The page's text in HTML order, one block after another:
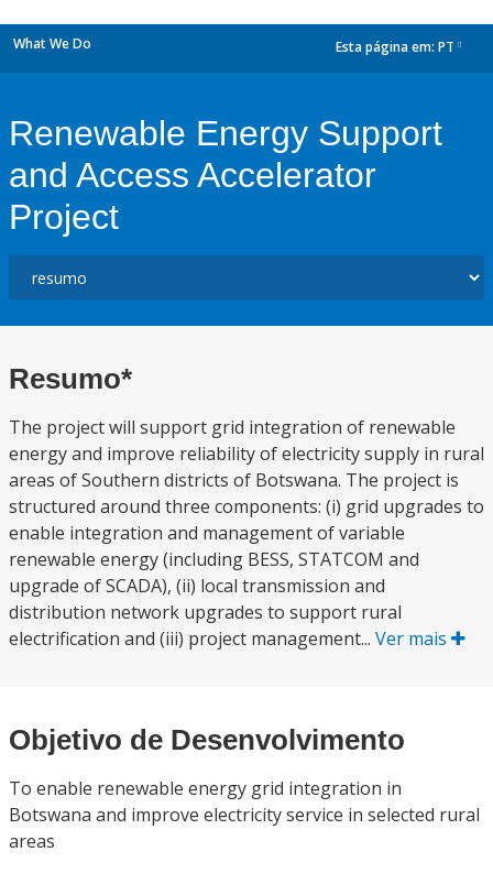
What We Do Esta página em: PT
Renewable Energy Support
and Access Accelerator
Project
Resumo*
The project will support grid integration of renewable
energy and improve reliability of electricity supply in rural
areas of Southern districts of Botswana. The project is
structured around three components: (i) grid upgrades to
enable integration and management of variable
renewable energy (including BESS, STATCOM and
upgrade of SCADA), (ii) local transmission and
distribution network upgrades to support rural
electrification and (iii) project management... Ver mais
Objetivo de Desenvolvimento
To enable renewable energy grid integration in
Botswana and improve electricity service in selected rural
areas